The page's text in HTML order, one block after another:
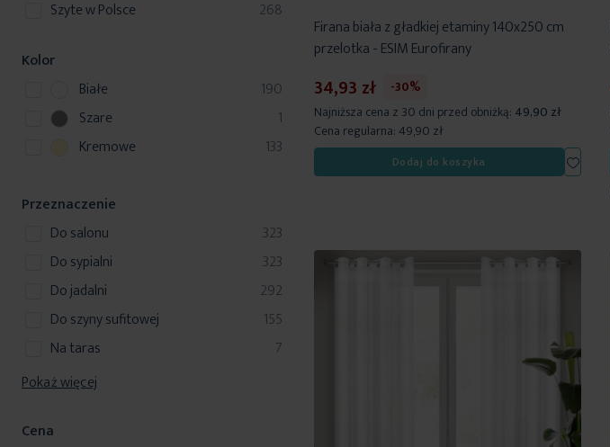
Firana biała z gładkiej etaminy 140x250 cm
przelotka - ESIM Eurofirany
34,93 zł
-30%
Najniższa cena z 30 dni przed obniżką: 49,90 zł
Cena regularna:49,90 zł
Dodaj do koszyka
Dodaj
do
szyte w Polsce
268
produkty
Kolor
Białe
190
p
r
d
k
y
Szare 1
p
r
u
k
Kremowe 133
p
d
u
k
t
y
Przeznaczenie
do salonu
323
produkty
do sypialni
323
produkty
do jadalni
292
produkty
do szyny sufitowej
155
produkty
na taras
7
produkty
Pokaż więcej
Cena